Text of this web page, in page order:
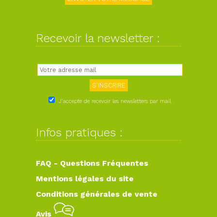
Recevoir la newsletter :
J'accepte de recevoir les newsletters par mail
Infos pratiques :
FAQ - Questions Fréquentes
Mentions légales du site
Conditions générales de vente
Avis